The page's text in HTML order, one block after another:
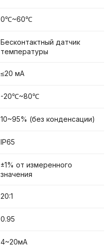
0℃~60℃
Бесконтактный датчик
температуры
≤20 мА
-20℃~80℃
10~95% (без конденсации)
IP65
±1% от измеренного
значения
20:1
0.95
4~20мА